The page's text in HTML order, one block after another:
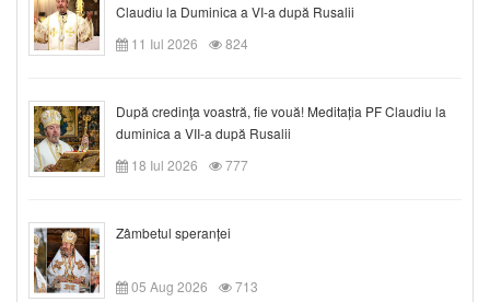
Claudiu la Duminica a VI-a după Rusalii
11 Iul 2026
824
După credinţa voastră, fie vouă! Meditația PF Claudiu la
duminica a VII-a după Rusalii
18 Iul 2026
777
Zâmbetul speranței
05 Aug 2026 713